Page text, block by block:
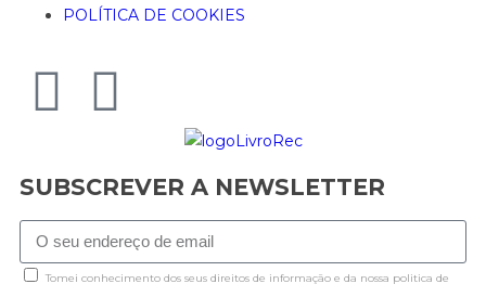
POLÍTICA DE COOKIES
SUBSCREVER A NEWSLETTER
Tomei conhecimento dos seus direitos de informação e da nossa politica de